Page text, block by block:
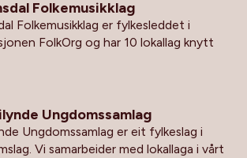
Folkemusikklag
Folkemusikklag er fylkesleddet i
FolkOrg og har 10 lokallag knytt
Ungdomssamlag
Ungdomssamlag er eit fylkeslag i
Vi samarbeider med lokallaga i vårt